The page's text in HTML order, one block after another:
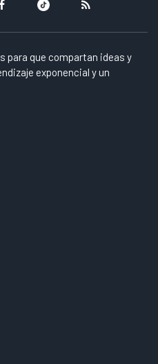
para que compartan ideas y
exponencial y un